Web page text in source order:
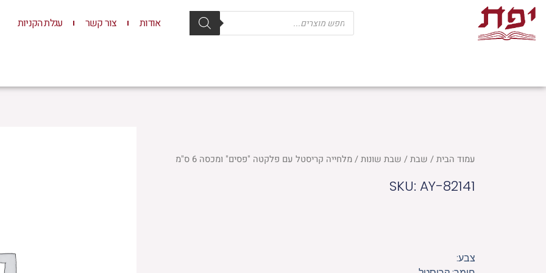
דילוג
לתוכן
Products
search אודות צור קשר עגלת הקניות
עמוד הבית/ שבת/ שבת שונות/ מלחייה קריסטל עם פלקטה "פסים" ומכסה 6 ס"מ
SKU: AY-82141
צבע: